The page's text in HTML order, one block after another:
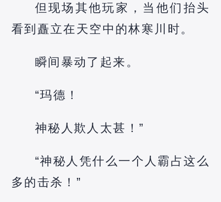
但现场其他玩家，当他们抬头
看到矗立在天空中的林寒川时。
瞬间暴动了起来。
“玛德！
神秘人欺人太甚！”
“神秘人凭什么一个人霸占这么
多的击杀！”